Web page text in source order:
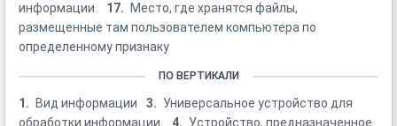
информации.
17.
Место, где хранятся файлы,
размещенные там пользователем компьютера по
определенному признаку
ПО ВЕРТИКАЛИ
1. Вид информации 3. Универсальное устройство для
обработки информации.
4. Устройство, предназначенное